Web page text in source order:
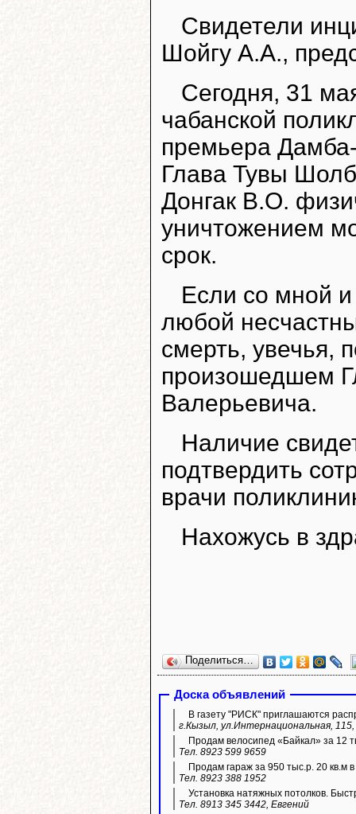
Свидетели
Шойгу А.А.,
Сегодня, 31
чабанской
премьера
Глава Тувы
Донгак В.О.
уничтожением
срок.
Если со мной
любой
смерть, увечья,
произошедшем
Валерьевича.
Наличие
подтвердить
врачи
Нахожусь в
Поделиться…
Доска объявлений
В газету "РИСК" приглашаются
г.Кызыл, ул.Интернациональная,
Продам велосипед «Байкал» за 12
Тел. 8923 599 9659
Продам гараж за 950 тыс.р. 20 кв.м
Тел. 8923 388 1952
Установка натяжных потолков.
Тел. 8913 345 3442, Евгений